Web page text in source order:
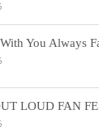
You Always
LOUD FAN